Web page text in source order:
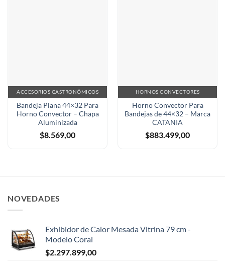
ACCESORIOS GASTRONÓMICOS
Bandeja Plana 44×32 Para
Horno Convector – Chapa
Aluminizada
$8.569,00
HORNOS CONVECTORES
Horno Convector Para
Bandejas de 44×32 – Marca
CATANIA
$883.499,00
NOVEDADES
Exhibidor de Calor Mesada Vitrina 79 cm -
Modelo Coral
$2.297.899,00